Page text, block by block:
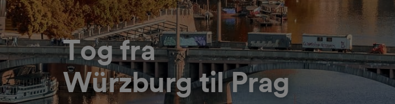
Tog fra
Würzburg til Prag